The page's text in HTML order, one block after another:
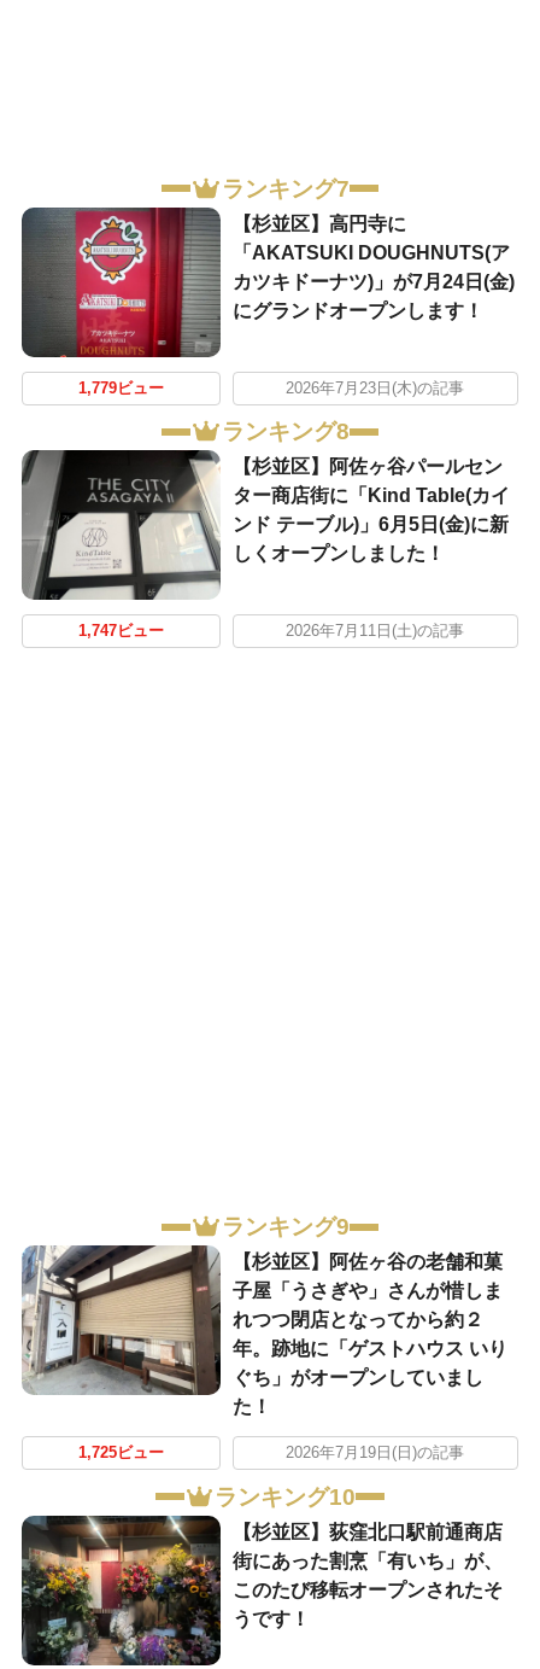
ランキング7
【杉並区】高円寺に
「AKATSUKI DOUGHNUTS(ア
カツキドーナツ)」が7月24日(金)
にグランドオープンします！
1,779ビュー 2026年7月23日(木)の記事
ランキング8
【杉並区】阿佐ヶ谷パールセン
ター商店街に「Kind Table(カイ
ンド テーブル)」6月5日(金)に新
しくオープンしました！
1,747ビュー 2026年7月11日(土)の記事
ランキング9
【杉並区】阿佐ヶ谷の老舗和菓
子屋「うさぎや」さんが惜しま
れつつ閉店となってから約２
年。跡地に「ゲストハウス いり
ぐち」がオープンしていまし
た！
1,725ビュー 2026年7月19日(日)の記事
ランキング10
【杉並区】荻窪北口駅前通商店
街にあった割烹「有いち」が、
このたび移転オープンされたそ
うです！